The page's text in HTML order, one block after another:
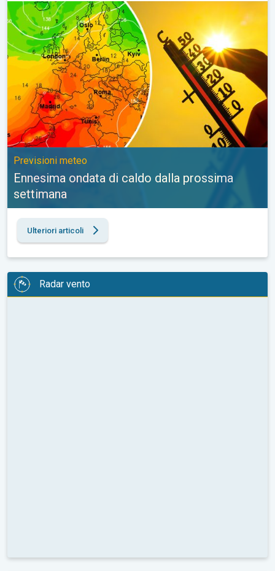
Ennesima ondata di caldo dalla prossima settimana.
Previsioni meteo
Ennesima ondata di caldo dalla prossima
settimana
Ulteriori articoli
Radar vento